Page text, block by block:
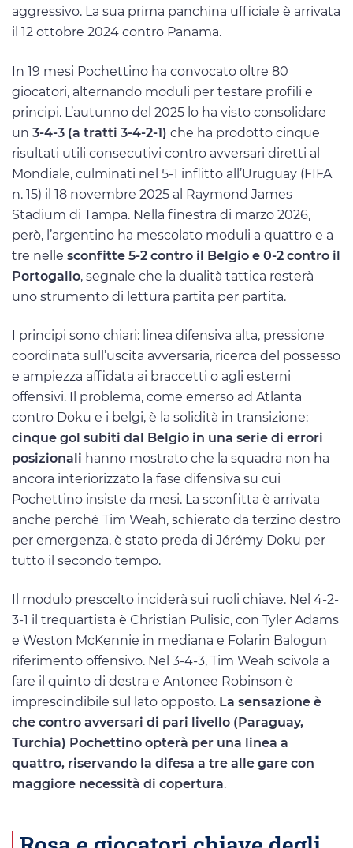
aggressivo. La sua prima panchina ufficiale è arrivata
il 12 ottobre 2024 contro Panama.
In 19 mesi Pochettino ha convocato oltre 80
giocatori, alternando moduli per testare profili e
principi. L’autunno del 2025 lo ha visto consolidare
un 3-4-3 (a tratti 3-4-2-1) che ha prodotto cinque
risultati utili consecutivi contro avversari diretti al
Mondiale, culminati nel 5-1 inflitto all’Uruguay (FIFA
n. 15) il 18 novembre 2025 al Raymond James
Stadium di Tampa. Nella finestra di marzo 2026,
però, l’argentino ha mescolato moduli a quattro e a
tre nelle sconfitte 5-2 contro il Belgio e 0-2 contro il
Portogallo, segnale che la dualità tattica resterà
uno strumento di lettura partita per partita.
I principi sono chiari: linea difensiva alta, pressione
coordinata sull’uscita avversaria, ricerca del possesso
e ampiezza affidata ai braccetti o agli esterni
offensivi. Il problema, come emerso ad Atlanta
contro Doku e i belgi, è la solidità in transizione:
cinque gol subiti dal Belgio in una serie di errori
posizionali hanno mostrato che la squadra non ha
ancora interiorizzato la fase difensiva su cui
Pochettino insiste da mesi. La sconfitta è arrivata
anche perché Tim Weah, schierato da terzino destro
per emergenza, è stato preda di Jérémy Doku per
tutto il secondo tempo.
Il modulo prescelto inciderà sui ruoli chiave. Nel 4-2-
3-1 il trequartista è Christian Pulisic, con Tyler Adams
e Weston McKennie in mediana e Folarin Balogun
riferimento offensivo. Nel 3-4-3, Tim Weah scivola a
fare il quinto di destra e Antonee Robinson è
imprescindibile sul lato opposto. La sensazione è
che contro avversari di pari livello (Paraguay,
Turchia) Pochettino opterà per una linea a
quattro, riservando la difesa a tre alle gare con
maggiore necessità di copertura.